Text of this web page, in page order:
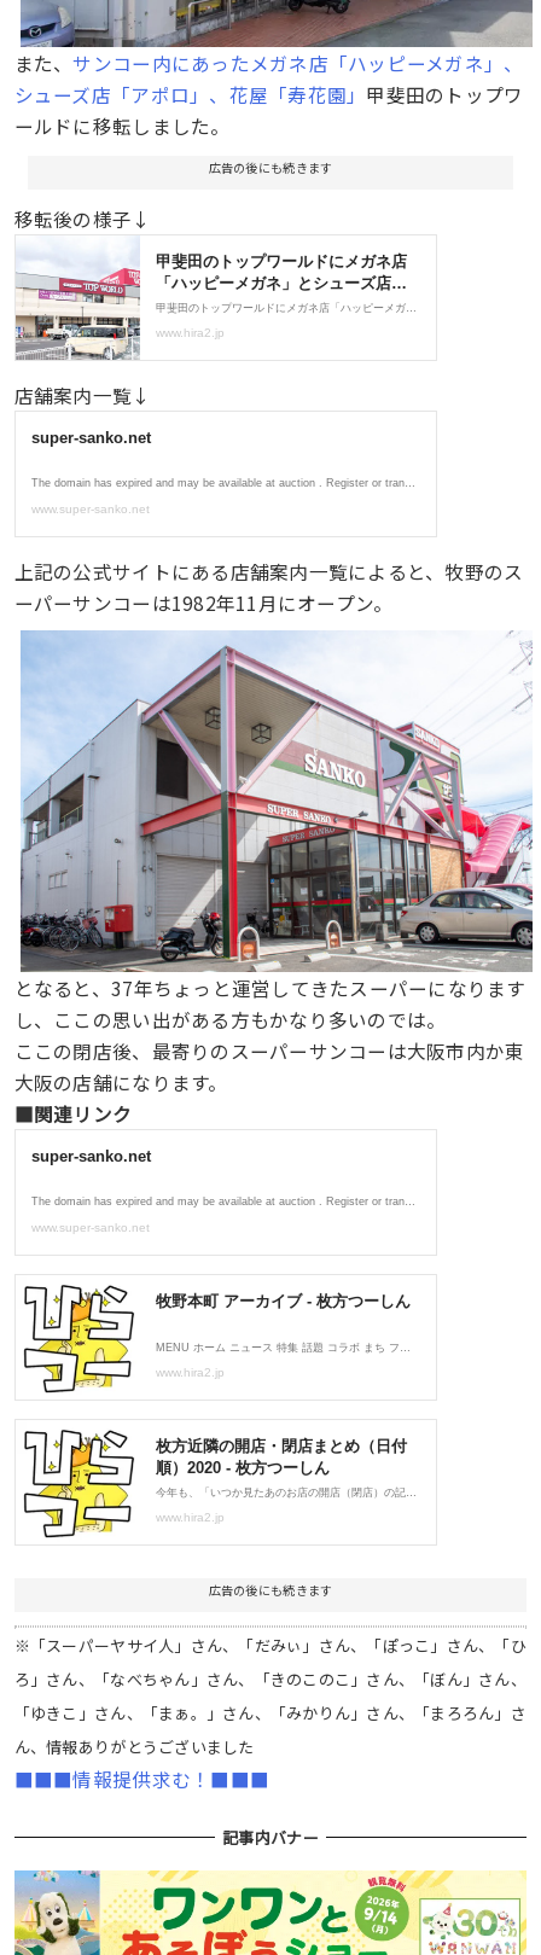
また、サンコー内にあったメガネ店「ハッピーメガネ」、
シューズ店「アポロ」、花屋「寿花園」 甲斐田のトップワ
ールドに移転しました。
広告の後にも続きます
移転後の様子↓
店舗案内一覧↓
上記の公式サイトにある店舗案内一覧によると、牧野のス
ーパーサンコーは1982年11月にオープン。
となると、37年ちょっと運営してきたスーパーになります
し、ここの思い出がある方もかなり多いのでは。
ここの閉店後、最寄りのスーパーサンコーは大阪市内か東
大阪の店舗になります。
■関連リンク
広告の後にも続きます
※「スーパーヤサイ人」さん、「だみぃ」さん、「ぽっこ」さん、「ひ
ろ」さん、「なべちゃん」さん、「きのこのこ」さん、「ぼん」さん、
「ゆきこ」さん、「まぁ。」さん、「みかりん」さん、「まろろん」さ
ん、情報ありがとうございました
■■■情報提供求む！■■■
記事内バナー